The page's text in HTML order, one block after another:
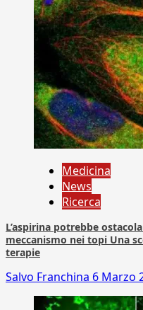
Medicina
News
Ricerca
L’aspirina potrebbe
meccanismo nei topi Una
terapie
Salvo Franchina 6 Marzo